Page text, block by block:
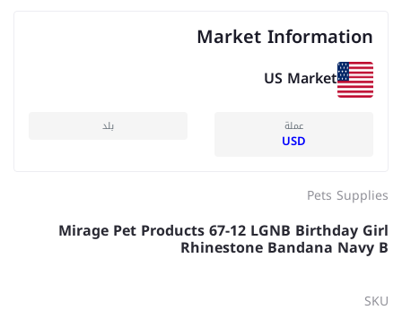
Market Information
US Market
عملة
USD
بلد
Pets Supplies
Mirage Pet Products 67-12 LGNB Birthday Girl
Rhinestone Bandana Navy B
SKU